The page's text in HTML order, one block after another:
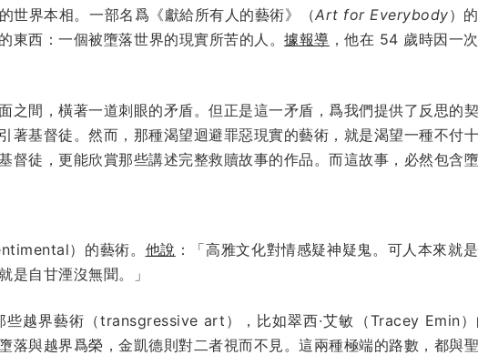
世界本相。一部名爲《獻給所有人的藝術》（Art for Everybody）
東西：一個被墮落世界的現實所苦的人。據報導 ，他在 54 歲時因一
之間，橫著一道刺眼的矛盾。但正是這一矛盾，爲我們提供了反思的
著基督徒。然而，那種渴望迴避罪惡現實的藝術，就是渴望一種不付
督徒，更能欣賞那些講述完整救贖故事的作品。而這故事，必然包含墮
）的藝術。 他說 ：「高雅文化對情感疑神疑鬼。可人本來就
是自甘湮沒無聞。」
些越界藝術（transgressive art），比如翠西·艾敏（Tracey Emin）
落與越界爲榮，金凱德則對二者視而不見。這兩種極端的路數，都與